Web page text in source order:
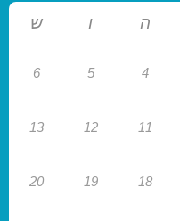
ה ו ש
4
5
6
11
12
13
18
19
20